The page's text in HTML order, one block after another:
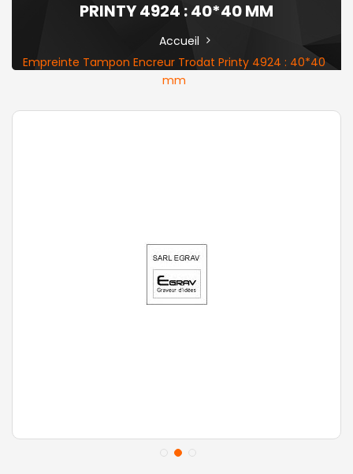
PRINTY 4924 : 40*40 MM
Accueil
Empreinte Tampon Encreur Trodat Printy 4924 : 40*40
mm